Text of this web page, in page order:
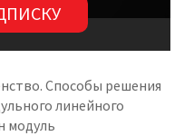
Способы решения
линейного
модуль